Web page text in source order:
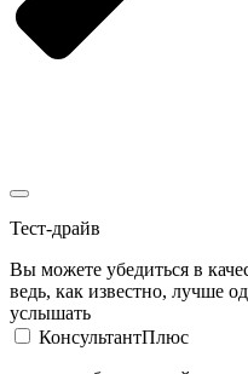
Тест-драйв
Вы можете убедиться в
ведь, как известно, лучше
услышать
КонсультантПлюс